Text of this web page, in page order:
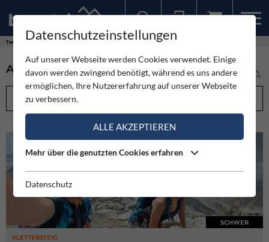
Touren
ALLE TOUREN IM ÜBERBLICK (5974)
FILTEROPTIONEN
KLETTERSTEIG
SCHWER
Datenschutzeinstellungen
Auf unserer Webseite werden Cookies verwendet. Einige
davon werden zwingend benötigt, während es uns andere
ermöglichen, Ihre Nutzererfahrung auf unserer Webseite
zu verbessern.
ALLE AKZEPTIEREN
Mehr über die genutzten Cookies erfahren
Datenschutz